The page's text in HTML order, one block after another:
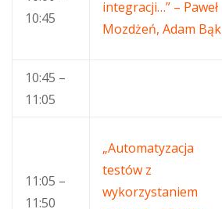
10:45
integracji…” – Paweł
Mozdżeń, Adam Bąk
10:45 –
11:05
11:05 –
11:50
„Automatyzacja
testów z
wykorzystaniem